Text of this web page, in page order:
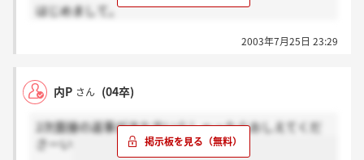
はじめまして。
そういえば、最終的に結果がでるのは、
「土曜？」とは思ったのですが・・・。
2003年7月25日 23:29
内P さん (04卒)
2次面接の返事がきた方いらしゃったらおしえてくだ
さーい